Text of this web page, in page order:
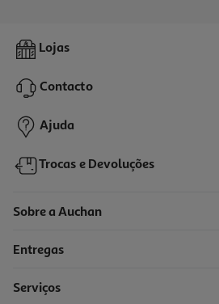
Lojas
Contacto
Ajuda
Trocas e Devoluções
Sobre a Auchan
Entregas
Serviços